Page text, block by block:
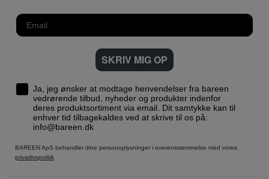
SKRIV MIG OP
Ja, jeg ønsker at modtage henvendelser fra bareen
vedrørende tilbud, nyheder og produkter indenfor
deres produktsortiment via email. Dit samtykke kan til
enhver tid tilbagekaldes ved at skrive til os på:
info@bareen.dk
BAREEN ApS behandler dine personoplysninger i overensstemmelse med vores
privatlivspolitik